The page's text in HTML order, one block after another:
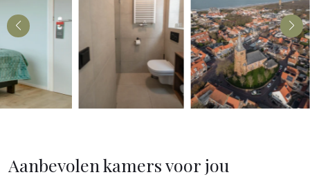
Aanbevolen kamers voor jou